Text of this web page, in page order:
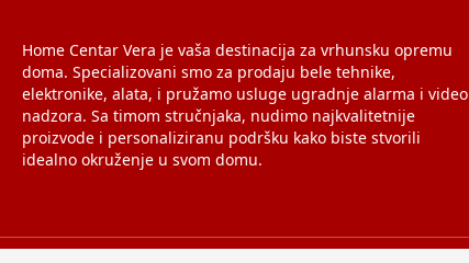
Home Centar Vera je vaša destinacija za vrhunsku opremu
doma. Specializovani smo za prodaju bele tehnike,
elektronike, alata, i pružamo usluge ugradnje alarma i video
nadzora. Sa timom stručnjaka, nudimo najkvalitetnije
proizvode i personaliziranu podršku kako biste stvorili
idealno okruženje u svom domu.